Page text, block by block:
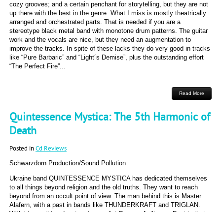
cozy grooves; and a certain penchant for storytelling, but they are not
up there with the best in the genre. What I miss is mostly theatrically
arranged and orchestrated parts. That is needed if you are a
stereotype black metal band with monotone drum patterns. The guitar
work and the vocals are nice, but they need an augmentation to
improve the tracks. In spite of these lacks they do very good in tracks
like “Pure Barbaric” and “Light´s Demise”, plus the outstanding effort
“The Perfect Fire”...
Read More
Quintessence Mystica: The 5th Harmonic of
Death
Posted inCd Reviews
Schwarzdorn Production/Sound Pollution
Ukraine band QUINTESSENCE MYSTICA has dedicated themselves
to all things beyond religion and the old truths. They want to reach
beyond from an occult point of view. The man behind this is Master
Alafern, with a past in bands like THUNDERKRAFT and TRIGLAN.